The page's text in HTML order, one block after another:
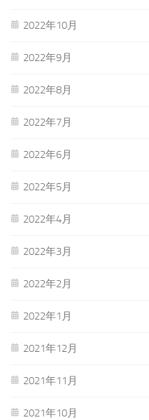
2022年10月
2022年9月
2022年8月
2022年7月
2022年6月
2022年5月
2022年4月
2022年3月
2022年2月
2022年1月
2021年12月
2021年11月
2021年10月